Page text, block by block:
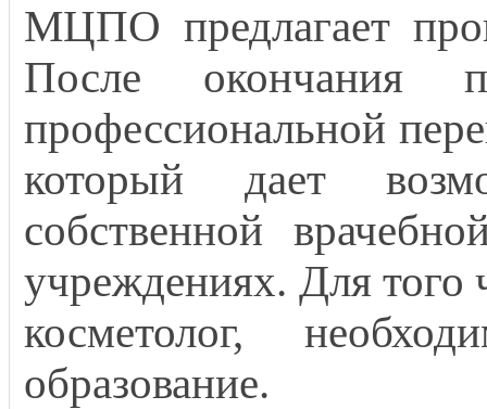
МЦПО предлагает
После окончания
профессиональной
который дает
собственной
учреждениях. Для того
косметолог,
образование.